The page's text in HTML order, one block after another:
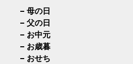
母の日
父の日
お中元
お歳暮
おせち